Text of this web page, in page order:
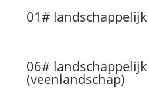
01# landschappelijk
06# landschappelijk
(veenlandschap)